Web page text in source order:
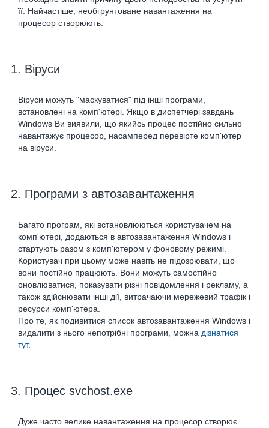
її. Найчастіше, необгрунтоване навантаження на
процесор створюють:
1. Віруси
Віруси можуть "маскуватися" під інші програми,
встановлені на комп'ютері. Якщо в диспетчері завдань
Windows Ви виявили, що якийсь процес постійно сильно
навантажує процесор, насамперед перевірте комп'ютер
на віруси.
2. Програми з автозавантаження
Багато програм, які встановлюються користувачем на
комп'ютері, додаються в автозавантаження Windows і
стартують разом з комп'ютером у фоновому режимі.
Користувач при цьому може навіть не підозрювати, що
вони постійно працюють. Вони можуть самостійно
оновлюватися, показувати різні повідомлення і рекламу, а
також здійснювати інші дії, витрачаючи мережевий трафік і
ресурси комп'ютера.
Про те, як подивитися список автозавантаження Windows і
видалити з нього непотрібні програми, можна дізнатися
тут.
3. Процес svchost.exe
Дуже часто велике навантаження на процесор створює